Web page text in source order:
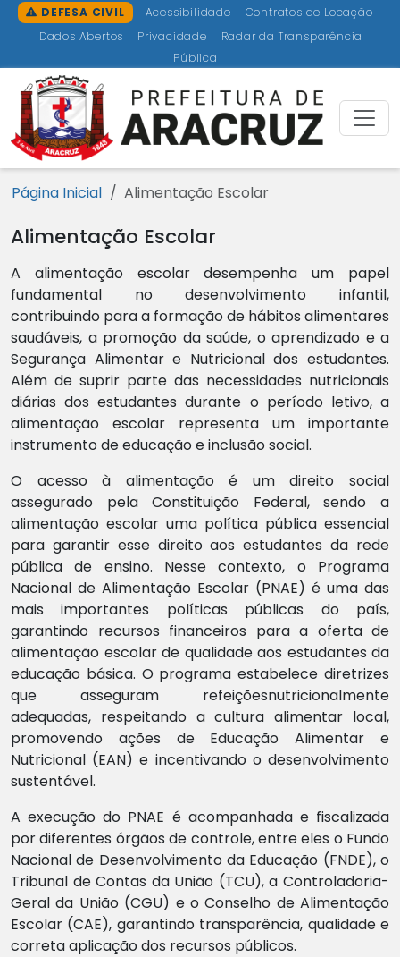
Ir para o conteúdo [1]
Ir para o menu [2]
Ir para a busca [3]
Ir para o rodapé [4]
DEFESA CIVIL Acessibilidade
Contratos de Locação
Dados Abertos
Privacidade
Radar da Transparência
Pública
Página Inicial Alimentação Escolar
Alimentação Escolar
A alimentação escolar desempenha um papel
fundamental no desenvolvimento infantil,
contribuindo para a formação de hábitos alimentares
saudáveis, a promoção da saúde, o aprendizado e a
Segurança Alimentar e Nutricional dos estudantes.
Além de suprir parte das necessidades nutricionais
diárias dos estudantes durante o período letivo, a
alimentação escolar representa um importante
instrumento de educação e inclusão social.
O acesso à alimentação é um direito social
assegurado pela Constituição Federal, sendo a
alimentação escolar uma política pública essencial
para garantir esse direito aos estudantes da rede
pública de ensino. Nesse contexto, o Programa
Nacional de Alimentação Escolar (PNAE) é uma das
mais importantes políticas públicas do país,
garantindo recursos financeiros para a oferta de
alimentação escolar de qualidade aos estudantes da
educação básica. O programa estabelece diretrizes
que asseguram refeiçõesnutricionalmente
adequadas, respeitando a cultura alimentar local,
promovendo ações de Educação Alimentar e
Nutricional (EAN) e incentivando o desenvolvimento
sustentável.
A execução do PNAE é acompanhada e fiscalizada
por diferentes órgãos de controle, entre eles o Fundo
Nacional de Desenvolvimento da Educação (FNDE), o
Tribunal de Contas da União (TCU), a Controladoria-
Geral da União (CGU) e o Conselho de Alimentação
Escolar (CAE), garantindo transparência, qualidade e
correta aplicação dos recursos públicos.